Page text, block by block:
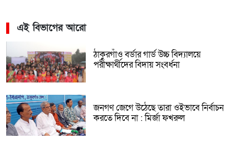
এই বিভাগের আরো
ঠাকুরগাঁও বর্ডার গার্ড উচ্চ বিদ্যালয়ে
পরীক্ষার্থীদের বিদায় সংবর্ধনা
জনগণ জেগে উঠেছে তারা ওইভাবে নির্বাচন
করতে দিবে না : মির্জা ফখরুল